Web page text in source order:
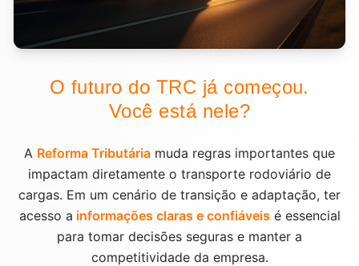
O futuro do TRC já começou.
Você está nele?
A Reforma Tributária muda regras importantes que
impactam diretamente o transporte rodoviário de
cargas. Em um cenário de transição e adaptação, ter
acesso a informações claras e confiáveis é essencial
para tomar decisões seguras e manter a
competitividade da empresa.